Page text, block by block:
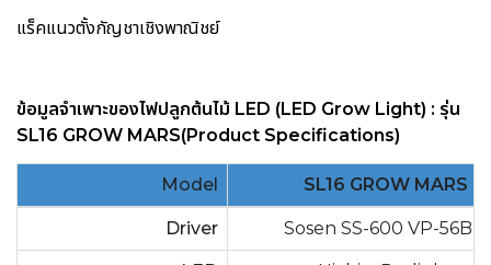
แร็คแนวตั้งกัญชาเชิงพาณิชย์
ข้อมูลจำเพาะของไฟปลูกต้นไม้ LED (LED Grow Light) : รุ่น
SL16 GROW MARS(Product Specifications)
Model SL16 GROW MARS
Driver Sosen SS-600 VP-56BH